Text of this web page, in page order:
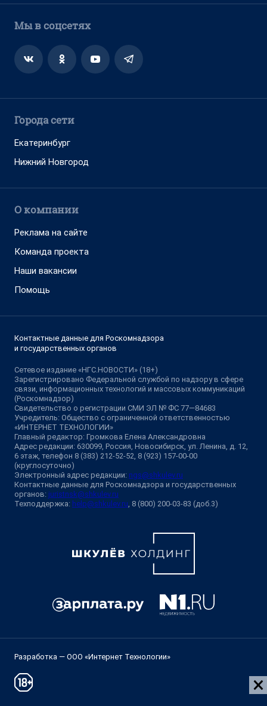
Мы в соцсетях
Города сети
Екатеринбург
Нижний Новгород
О компании
Реклама на сайте
Команда проекта
Наши вакансии
Помощь
Контактные данные для Роскомнадзора
и государственных органов
Сетевое издание «НГС.НОВОСТИ» (18+)
Зарегистрировано Федеральной службой по надзору в сфере
связи, информационных технологий и массовых коммуникаций
(Роскомнадзор)
Свидетельство о регистрации СМИ ЭЛ № ФС 77—84683
Учредитель: Общество с ограниченной ответственностью
«ИНТЕРНЕТ ТЕХНОЛОГИИ»
Главный редактор: Громкова Елена Александровна
Адрес редакции: 630099, Россия, Новосибирск, ул. Ленина, д. 12,
6 этаж, телефон 8 (383) 212-52-52, 8 (923) 157-00-00
(круглосуточно)
Электронный адрес редакции: ngs@shkulev.ru
Контактные данные для Роскомнадзора и государственных
органов: juristnsk@shkulev.ru
Техподдержка: help@shkulev.ru , 8 (800) 200-03-83 (доб.3)
Разработка — ООО «Интернет Технологии»